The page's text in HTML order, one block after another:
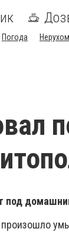
Погода
под